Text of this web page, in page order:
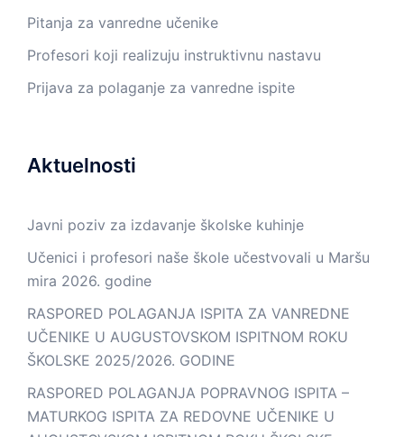
Pitanja za vanredne učenike
Profesori koji realizuju instruktivnu nastavu
Prijava za polaganje za vanredne ispite
Aktuelnosti
Javni poziv za izdavanje školske kuhinje
Učenici i profesori naše škole učestvovali u Maršu
mira 2026. godine
RASPORED POLAGANJA ISPITA ZA VANREDNE
UČENIKE U AUGUSTOVSKOM ISPITNOM ROKU
ŠKOLSKE 2025/2026. GODINE
RASPORED POLAGANJA POPRAVNOG ISPITA –
MATURKOG ISPITA ZA REDOVNE UČENIKE U